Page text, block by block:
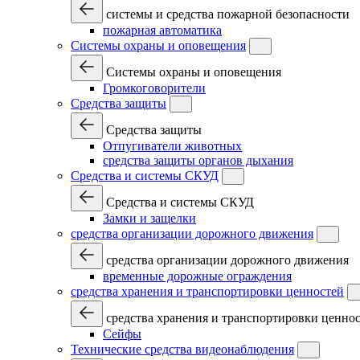
системы и средства пожарной безопасности
пожарная автоматика
Системы охраны и оповещения
Системы охраны и оповещения
Громкоговорители
Средства защиты
Средства защиты
Отпугиватели животных
средства защиты органов дыхания
Средства и системы СКУД
Средства и системы СКУД
Замки и защелки
средства организации дорожного движения
средства организации дорожного движения
временные дорожные ограждения
средства хранения и транспортировки ценностей
средства хранения и транспортировки
Сейфы
Технические средства видеонаблюдения